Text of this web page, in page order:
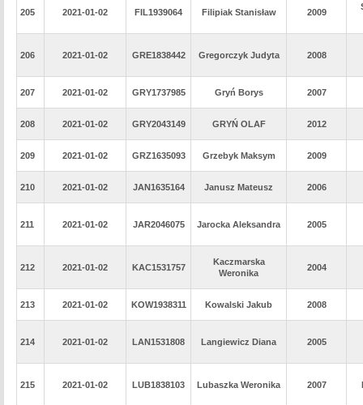
205 2021-01-02 FIL1939064 Filipiak Stanisław 2009
206 2021-01-02 GRE1838442 Gregorczyk Judyta 2008
207 2021-01-02 GRY1737985 Gryń Borys 2007
208 2021-01-02 GRY2043149 GRYŃ OLAF 2012
209 2021-01-02 GRZ1635093 Grzebyk Maksym 2009
210 2021-01-02 JAN1635164 Janusz Mateusz 2006
211 2021-01-02 JAR2046075 Jarocka Aleksandra 2005
212 2021-01-02 KAC1531757
Kaczmarska
Weronika
2004
213 2021-01-02 KOW1938311 Kowalski Jakub 2008
214 2021-01-02 LAN1531808 Langiewicz Diana 2005
215 2021-01-02 LUB1838103 Lubaszka Weronika 2007